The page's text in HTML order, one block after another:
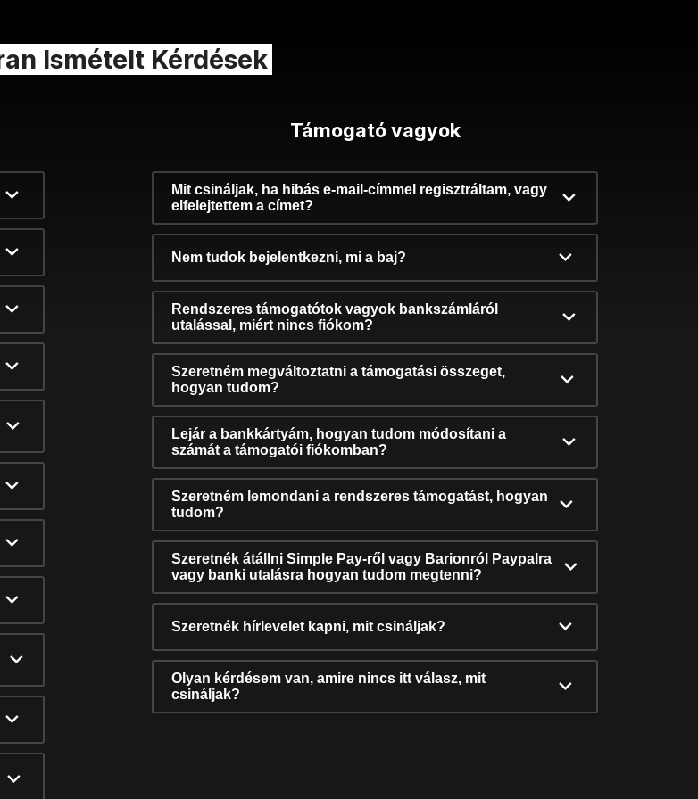
Ismételt Kérdések
Támogató vagyok
Mit csináljak, ha hibás e-mail-címmel regisztráltam, vagy
elfelejtettem a címet?
Nem tudok bejelentkezni, mi a baj?
Rendszeres támogatótok vagyok bankszámláról
utalással, miért nincs fiókom?
Szeretném megváltoztatni a támogatási összeget,
hogyan tudom?
Lejár a bankkártyám, hogyan tudom módosítani a
számát a támogatói fiókomban?
Szeretném lemondani a rendszeres támogatást, hogyan
tudom?
Szeretnék átállni Simple Pay-ről vagy Barionról Paypalra
vagy banki utalásra hogyan tudom megtenni?
Szeretnék hírlevelet kapni, mit csináljak?
Olyan kérdésem van, amire nincs itt válasz, mit
csináljak?